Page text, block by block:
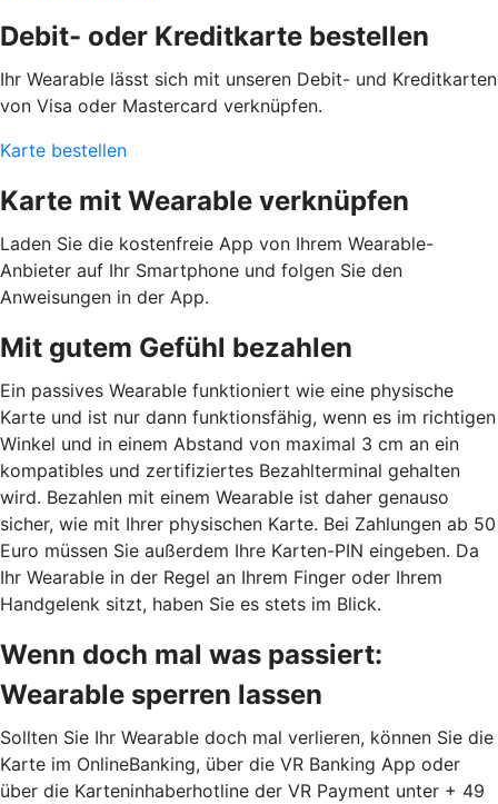
Debit- oder Kreditkarte bestellen
Ihr Wearable lässt sich mit unseren Debit- und Kreditkarten
von Visa oder Mastercard verknüpfen.
Karte bestellen
Karte mit Wearable verknüpfen
Laden Sie die kostenfreie App von Ihrem Wearable-
Anbieter auf Ihr Smartphone und folgen Sie den
Anweisungen in der App.
Mit gutem Gefühl bezahlen
Ein passives Wearable funktioniert wie eine physische
Karte und ist nur dann funktionsfähig, wenn es im richtigen
Winkel und in einem Abstand von maximal 3 cm an ein
kompatibles und zertifiziertes Bezahlterminal gehalten
wird. Bezahlen mit einem Wearable ist daher genauso
sicher, wie mit Ihrer physischen Karte. Bei Zahlungen ab 50
Euro müssen Sie außerdem Ihre Karten-PIN eingeben. Da
Ihr Wearable in der Regel an Ihrem Finger oder Ihrem
Handgelenk sitzt, haben Sie es stets im Blick.
Wenn doch mal was passiert:
Wearable sperren lassen
Sollten Sie Ihr Wearable doch mal verlieren, können Sie die
Karte im OnlineBanking, über die VR Banking App oder
über die Karteninhaberhotline der VR Payment unter + 49